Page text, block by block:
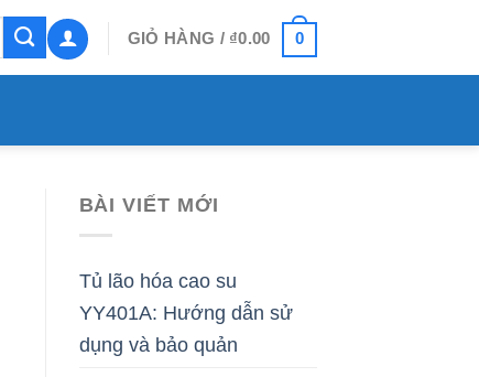
GIỎ HÀNG / ₫0.00 0
BÀI VIẾT MỚI
Tủ lão hóa cao su
YY401A: Hướng dẫn sử
dụng và bảo quản